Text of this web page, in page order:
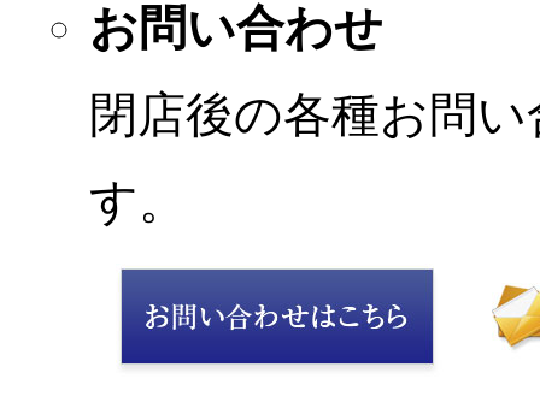
お問い合わせ
閉店後の各種お問
す。